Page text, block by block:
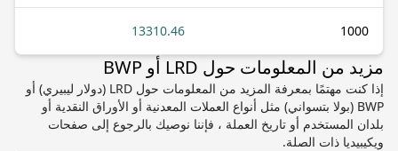
1000
13310.46
مزيد من المعلومات حول LRD أو BWP
إذا كنت مهتمًا بمعرفة المزيد من المعلومات حول LRD (دولار ليبيري) أو
BWP (بولا بتسواني) مثل أنواع العملات المعدنية أو الأوراق النقدية أو
بلدان المستخدم أو تاريخ العملة ، فإننا نوصيك بالرجوع إلى صفحات
ويكيبيديا ذات الصلة.